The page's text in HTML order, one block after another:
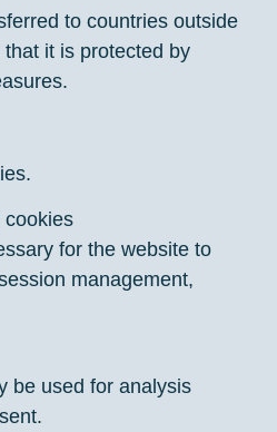
to countries outside
it is protected by
cookies
for the website to
management,
be used for analysis